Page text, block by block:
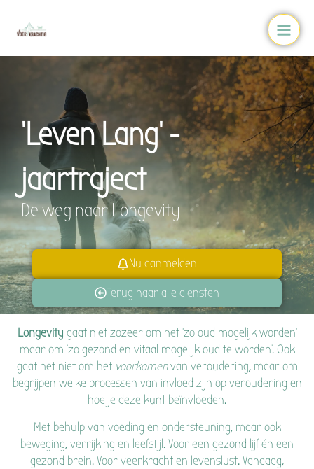
inhoud
Main
Menu
'Leven Lang' -
jaartraject
De weg naar Longevity
Nu aanmelden
Terug naar alle diensten
Longevity gaat niet zozeer om het ‘zo oud mogelijk worden’
maar om ‘zo gezond en vitaal mogelijk oud te worden’. Ook
gaat het niet om het voorkomenvan veroudering, maar om
begrijpen welke processen van invloed zijn op veroudering en
hoe je deze kunt beïnvloeden.
Met behulp van voeding en ondersteuning, maar ook
beweging, verrijking en leefstijl. Voor een gezond lijf én een
gezond brein. Voor veerkracht en levenslust. Vandaag,